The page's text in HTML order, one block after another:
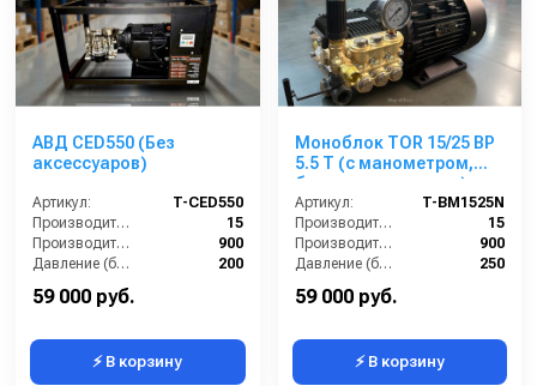
АВД CED550 (Без
аксессуаров)
Артикул:
T-CED550
Производительность (л/мин):
15
Производительность (л/ч):
900
Давление (бар):
200
59 000 руб.
⚡ В корзину
Моноблок TOR 15/25 BP
5.5 T (с манометром,
без кнопки запуска)
Артикул:
T-BM1525N
Производительность (л/мин):
15
Производительность (л/ч):
900
Давление (бар):
250
59 000 руб.
⚡ В корзину